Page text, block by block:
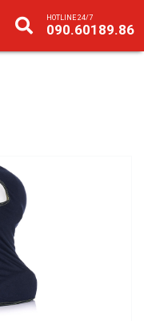
HOTLINE 24/7
090.60189.86